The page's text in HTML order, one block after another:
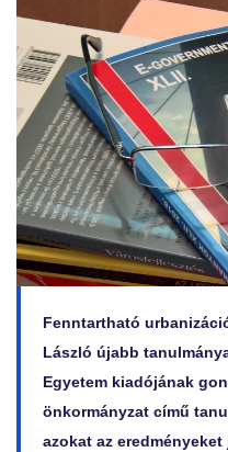
Fenntartható
László újabb
Egyetem kiadójának
önkormányzat című
azokat az